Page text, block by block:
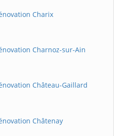
Charix
Charnoz-sur-Ain
Château-Gaillard
Châtenay